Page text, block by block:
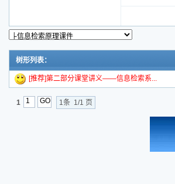
树形列表：
[推荐]第二部分课堂讲义——信息检索系...
1 1条 1/1 页